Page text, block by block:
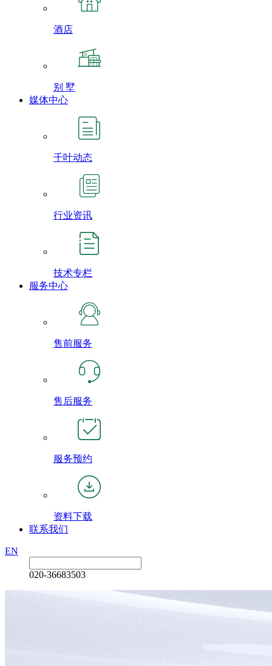
酒店
别 墅
媒体中心
千叶动态
行业资讯
技术专栏
服务中心
售前服务
售后服务
服务预约
资料下载
联系我们
EN
020-36683503